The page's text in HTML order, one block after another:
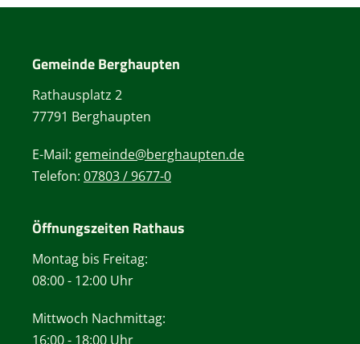
Gemeinde Berghaupten
Rathausplatz 2
77791 Berghaupten
E-Mail: gemeinde@berghaupten.de
Telefon: 07803 / 9677-0
Öffnungszeiten Rathaus
Montag bis Freitag:
08:00 - 12:00 Uhr
Mittwoch Nachmittag:
16:00 - 18:00 Uhr